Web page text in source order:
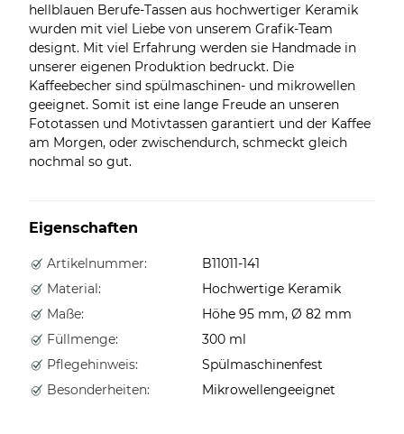
hellblauen Berufe-Tassen aus hochwertiger Keramik
wurden mit viel Liebe von unserem Grafik-Team
designt. Mit viel Erfahrung werden sie Handmade in
unserer eigenen Produktion bedruckt. Die
Kaffeebecher sind spülmaschinen- und mikrowellen
geeignet. Somit ist eine lange Freude an unseren
Fototassen und Motivtassen garantiert und der Kaffee
am Morgen, oder zwischendurch, schmeckt gleich
nochmal so gut.
Eigenschaften
Artikelnummer:
B11011-141
Material:
Hochwertige Keramik
Maße:
Höhe 95 mm, Ø 82 mm
Füllmenge:
300 ml
Pflegehinweis:
Spülmaschinenfest
Besonderheiten:
Mikrowellengeeignet